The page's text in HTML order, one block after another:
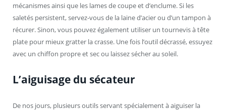
mécanismes ainsi que les lames de coupe et d’enclume. Si les
saletés persistent, servez-vous de la laine d’acier ou d’un tampon à
récurer. Sinon, vous pouvez également utiliser un tournevis à tête
plate pour mieux gratter la crasse. Une fois l’outil décrassé, essuyez
avec un chiffon propre et sec ou laissez sécher au soleil.
L’aiguisage du sécateur
De nos jours, plusieurs outils servant spécialement à aiguiser la